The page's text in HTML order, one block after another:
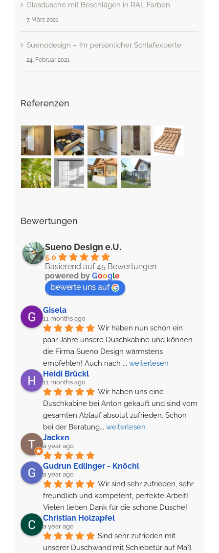
Glasdusche mit Beschlägen in RAL Farben
7. März 2021
Suenodesign – Ihr persönlicher Schlafexperte
24. Februar 2021
Referenzen
Bewertungen
Sueno Design e.U.
5.0
Basierend auf 45 Bewertungen
powered by Google
bewerte uns auf
Gisela
11 months ago
Wir haben nun schon ein
paar Jahre unsere Duschkabine und können
die Firma Sueno Design wärmstens
empfehlen! Auch nach ... weiterlesen
Heidi Brückl
11 months ago
Wir haben uns eine
Duschkabine bei Anton gekauft und sind vom
gesamten Ablauf absolut zufrieden. Schon
bei der Beratung... weiterlesen
Jackxn
a year ago
Gudrun Edlinger - Knöchl
a year ago
Wir sind sehr zufrieden, sehr
freundlich und kompetent, perfekte Arbeit!
Vielen lieben Dank für die schöne Dusche!
Christian Holzapfel
a year ago
Sind sehr zufrieden mit
unserer Duschwand mit Schiebetür auf Maß.